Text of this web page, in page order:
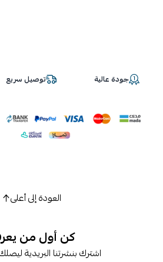
جودة عالية توصيل سريع
العودة إلى أعلى
كن أول من
اشترك بنشرتنا البريدية